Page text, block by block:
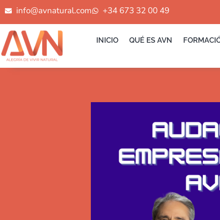
Ir
contenido
info@avnatural.com +34 673 32 00 49
INICIO QUÉ ES AVN